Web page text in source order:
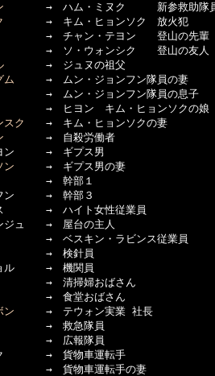
→　ハム・ミヌク　　　新参救助隊
→　キム・ヒョンソク　放火犯
チャン・テヨン　　登山の先輩
→　ソ・ウォンシク　　登山の友人
→　ジュヌの祖父
ム →　ムン・ジョンフン隊員の妻
　　　→　ムン・ジョンフン隊員の息子
→　ヒヨン　キム・ヒョンソクの娘
スク
→　キム・ヒョンソクの妻
→　自殺労働者
　　　→　ギプス男
ン →　ギプス男の妻
幹部１
　　　→　幹部３
　　　→　ハイト女性従業員
ュ　　→　屋台の主人
　　　→　ベスキン・ラビンス従業員
→　検針員
　　　→　機関員
→　清掃婦おばさん
→　食堂おばさん
ン →　テウォン実業 社長
→　救急隊員
　　　→　広報隊員
　　　→　貨物車運転手
　　　→　貨物車運転手の妻